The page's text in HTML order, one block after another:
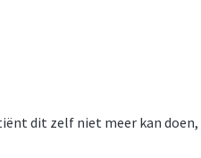
dit zelf niet meer kan